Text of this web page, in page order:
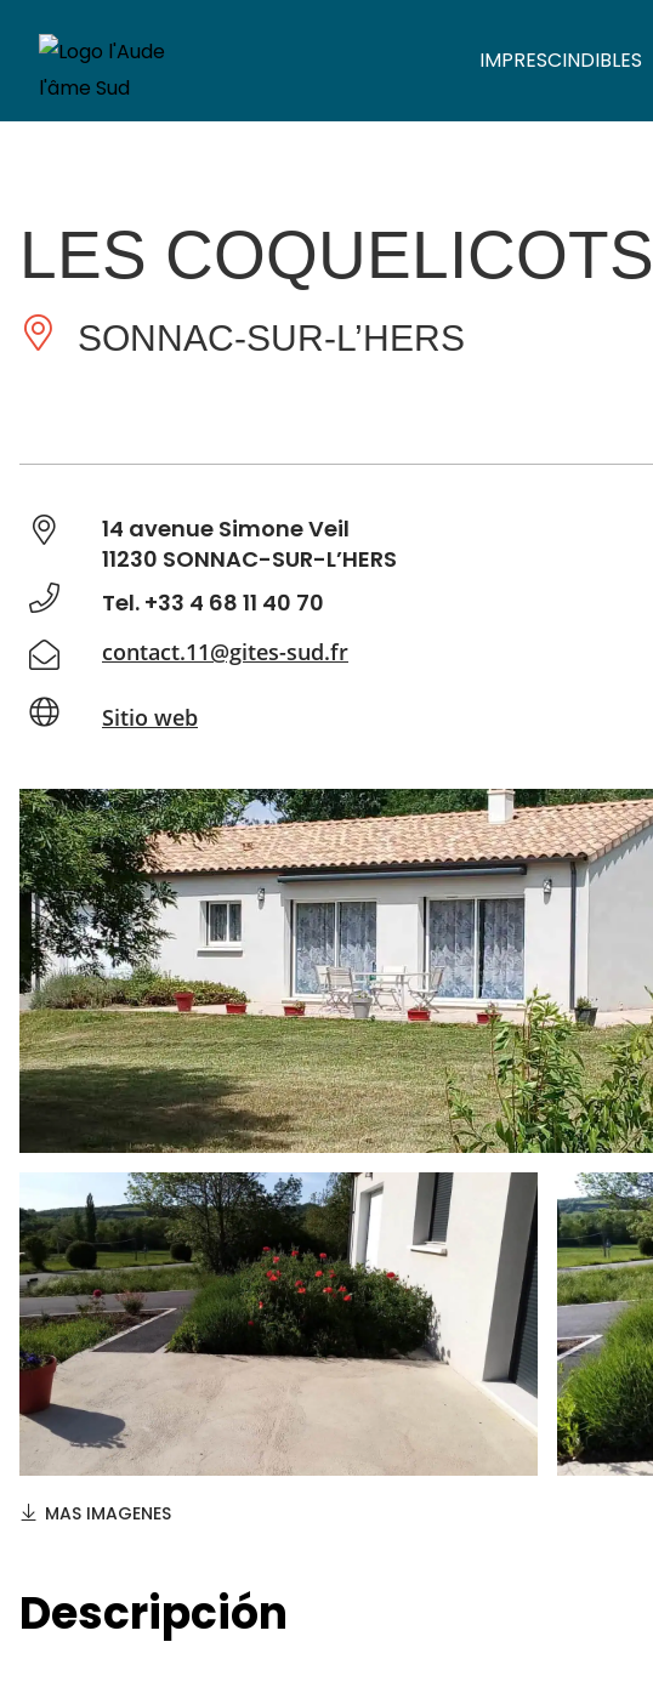
IMPRESCINDIBLES
LES COQUELICOTS
SONNAC-SUR-L’HERS
14 avenue Simone Veil
11230 SONNAC-SUR-L’HERS
Tel. +33 4 68 11 40 70
contact.11@gites-sud.fr
Sitio web
MAS IMAGENES
Descripción